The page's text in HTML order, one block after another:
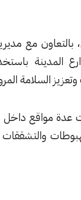
مديرية الخدمات
باستخدام الخليط
المرورية.
داخل مدينة نوى،
الناتجة عن